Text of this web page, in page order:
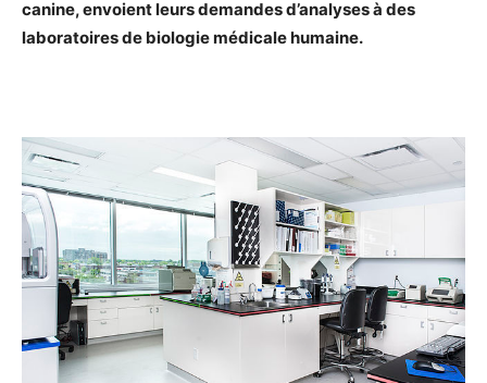
canine, envoient leurs demandes d’analyses à des
laboratoires de biologie médicale humaine.